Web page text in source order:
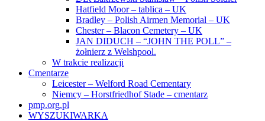
Hatfield Moor – tablica – UK
Bradley – Polish Airmen Memorial – UK
Chester – Blacon Cemetery – UK
JAN DIDUCH – “JOHN THE POLL” –
żołnierz z Welshpool.
W trakcie realizacji
Cmentarze
Leicester – Welford Road Cementary
Niemcy – Horstfriedhof Stade – cmentarz
pmp.org.pl
WYSZUKIWARKA